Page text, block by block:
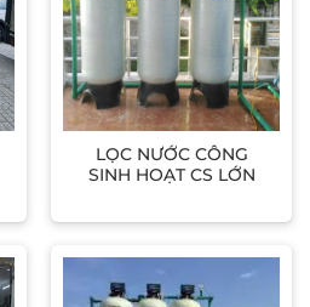
LỌC NƯỚC CÔNG
SINH HOẠT CS LỚN